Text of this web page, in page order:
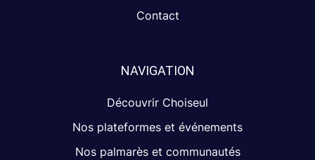
Contact
NAVIGATION
Découvrir Choiseul
Nos plateformes et événements
Nos palmarès et communautés